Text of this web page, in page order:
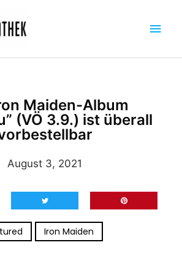
Maiden-Album
(VÖ 3.9.) ist überall
August 3, 2021
Iron Maiden